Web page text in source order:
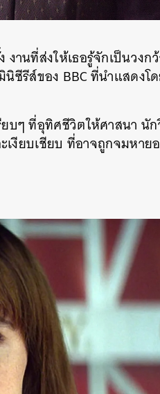
านที่ส่งให้เธอรู้จักเป็นวงก
นิซีรีส์ของ BBC ที่นำแสดงโ
บๆ ที่อุทิศชีวิตให้ศาสนา นั
งียบเชียบ ที่อาจถูกจมหาย
EMAIL